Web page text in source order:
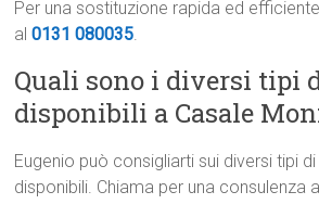
Per una sostituzione rapida ed
al0131 080035.
Quali sono i diversi tipi
disponibili a Casale
Eugenio può consigliarti sui diversi tipi
disponibili. Chiama per una consulenza